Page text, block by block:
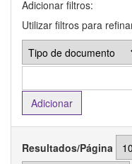
Adicionar filtros:
Utilizar filtros para
Resultados/Página